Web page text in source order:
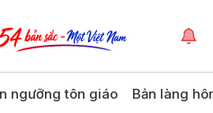
ngưỡng tôn giáo Bản làng